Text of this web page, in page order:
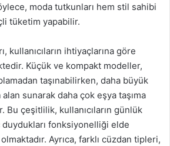
moda tutkunları hem stil sahibi
tüketim yapabilir.
kullanıcıların ihtiyaçlarına göre
Küçük ve kompakt modeller,
taşınabilirken, daha büyük
sunarak daha çok eşya taşıma
Bu çeşitlilik, kullanıcıların günlük
duydukları fonksiyonelliği elde
Ayrıca, farklı cüzdan tipleri,